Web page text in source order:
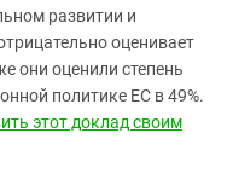
развитии и
оценивает
они оценили степень
политике ЕС в 49%.
этот доклад своим